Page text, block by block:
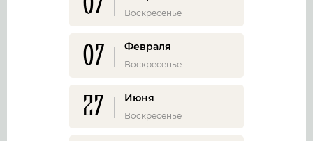
Воскресенье
07 Февраля
Воскресенье
27 Июня
Воскресенье